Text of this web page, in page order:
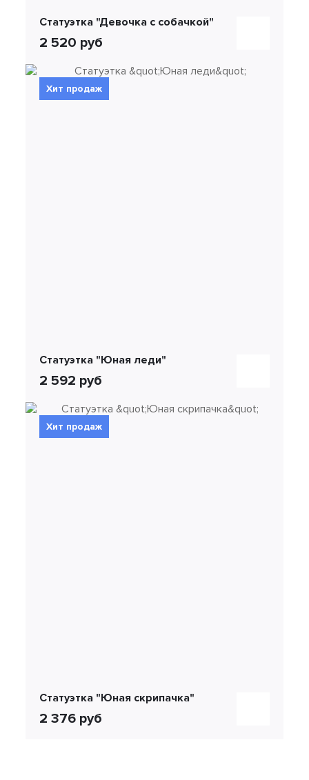
Статуэтка "Девочка с собачкой"
2 520 руб
Хит продаж
Статуэтка "Юная леди"
2 592 руб
Хит продаж
Статуэтка "Юная скрипачка"
2 376 руб